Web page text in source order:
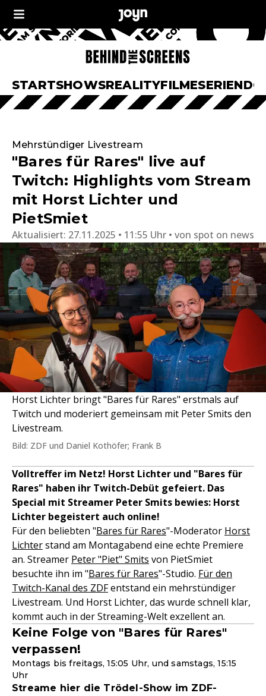
STARTSHOWSREALITYFILMESERIEN
Mehrstündiger Livestream
"Bares für Rares" live auf
Twitch: Highlights vom Stream
mit Horst Lichter und
PietSmiet
Aktualisiert: 27.11.2025 • 11:55 Uhr von spot on news
Horst Lichter bringt "Bares für Rares" erstmals auf
Twitch und moderiert gemeinsam mit Peter Smits den
Livestream.
Bild: ZDF und Daniel Kothöfer; Frank B
Volltreffer im Netz! Horst Lichter und "Bares für
Rares" haben ihr Twitch-Debüt gefeiert. Das
Special mit Streamer Peter Smits bewies: Horst
Lichter begeistert auch online!
Für den beliebten "Bares für Rares"-Moderator Horst
Lichterstand am Montagabend eine echte Premiere
an. Streamer Peter "Piet" Smits von PietSmiet
besuchte ihn im "Bares für Rares"-Studio. Für den
Twitch-Kanal des ZDFentstand ein mehrstündiger
Livestream. Und Horst Lichter, das wurde schnell klar,
kommt auch in der Streaming-Welt exzellent an.
Keine Folge von "Bares für Rares"
verpassen!
Montags bis freitags, 15:05 Uhr, und samstags, 15:15
Uhr
Streame hier die Trödel-Show im ZDF-